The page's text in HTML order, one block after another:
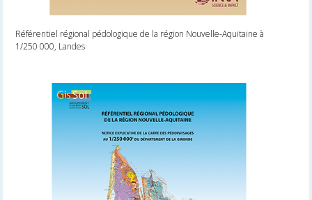
Référentiel régional pédologique de la région Nouvelle-Aquitaine à
1/250 000, Landes